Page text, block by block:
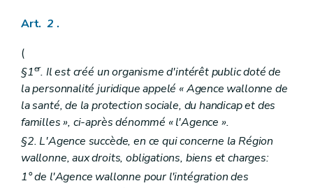
Art. 28/9
Art. 28/10
Titre
V
Contrat de gestion
Art.29
Art.29/1
Art.29/2
29/3
Art.29/4
TitreVI
Contrôle
Art. 2 .
(
§1er. Il est créé un organisme d'intérêt public doté de
la personnalité juridique appelé « Agence wallonne de
la santé, de la protection sociale, du handicap et des
familles », ci-après dénommé « l'Agence ».
§2. L'Agence succède, en ce qui concerne la Région
wallonne, aux droits, obligations, biens et charges:
1° de l'Agence wallonne pour l'intégration des